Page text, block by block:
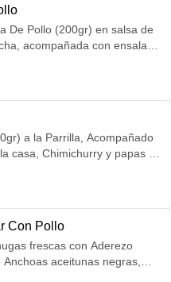
(200gr) en salsa de
acompañada con ensalada
a la Parrilla, Acompañado
casa, Chimichurry y papas a
Con Pollo
frescas con Aderezo
aceitunas negras,